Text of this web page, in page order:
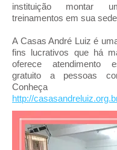
instituição montar
treinamentos em sua
A Casas André Luiz é
fins lucrativos que há
oferece atendimento
gratuito a pessoas
Conheça
http://